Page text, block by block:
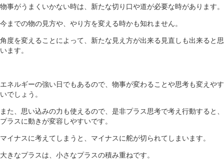
物事がうまくいかない時は、新たな切り口や道が必要な時があります。
今までの物の見方や、やり方を変える時かも知れません。
角度を変えることによって、新たな見え方が出来る見直しも出来ると思
います。
エネルギーの強い日でもあるので、物事が変わることや思考も変えやす
いでしょう。
また、思い込みの力も使えるので、是非プラス思考で考え行動すると、
プラスに動きが変容しやすいです。
マイナスに考えてしまうと、マイナスに舵が切られてしまいます。
大きなプラスは、小さなプラスの積み重ねです。